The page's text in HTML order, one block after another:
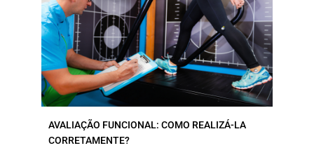
AVALIAÇÃO FUNCIONAL: COMO REALIZÁ-LA
CORRETAMENTE?